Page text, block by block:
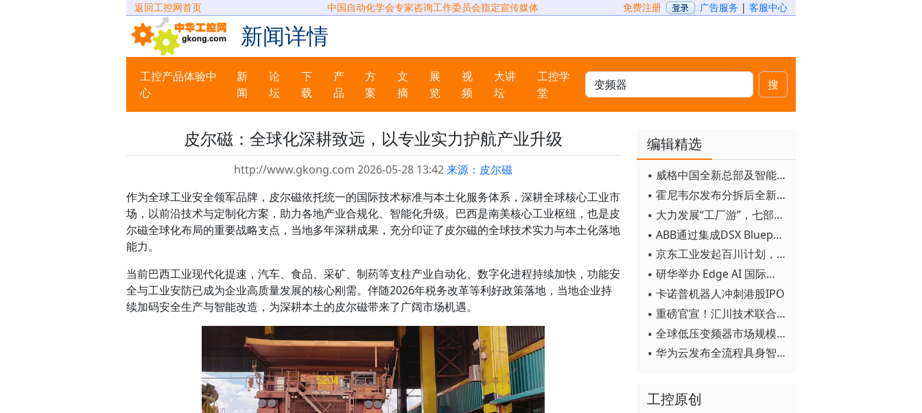
返回工控网首页 中国自动化学会专家咨询工作委员会指定宣传媒体 免费注册 广告服务 | 客服中心
新闻详情
工控产品体验中
心
新
闻
论
坛
下
载
产
品
方
案
文
摘
展
览
视
频
大讲
坛
工控学
堂
搜
皮尔磁：全球化深耕致远，以专业实力护航产业升级
http://www.gkong.com 2026-05-28 13:42来源：皮尔磁
作为全球工业安全领军品牌，皮尔磁依托统一的国际技术标准与本土化服务体系，深耕全球核心工业市
场，以前沿技术与定制化方案，助力各地产业合规化、智能化升级。巴西是南美核心工业枢纽，也是皮
尔磁全球化布局的重要战略支点，当地多年深耕成果，充分印证了皮尔磁的全球技术实力与本土化落地
能力。
当前巴西工业现代化提速，汽车、食品、采矿、制药等支柱产业自动化、数字化进程持续加快，功能安
全与工业安防已成为企业高质量发展的核心刚需。伴随2026年税务改革等利好政策落地，当地企业持
续加码安全生产与智能改造，为深耕本土的皮尔磁带来了广阔市场机遇。
编辑精选
▪ 威格中国全新总部及智能工厂启用
▪ 霍尼韦尔发布分拆后全新品牌：霍尼韦尔科技与霍尼韦尔航空航天
▪ 大力发展“工厂游”，七部门联合发文！
▪ ABB通过集成DSX Blueprint AI基础设施，扩大与英伟达的合作
▪ 京东工业发起百川计划， 构建工业大模型新生态
▪ 研华举办 Edge AI 国际论坛
▪ 卡诺普机器人冲刺港股IPO
▪ 重磅官宣！汇川技术联合发起 D12 联盟，开创产教融合新范式
▪ 全球低压变频器市场规模2030年将超170亿美元
▪ 华为云发布全流程具身智能开发平台CloudRobo
工控原创